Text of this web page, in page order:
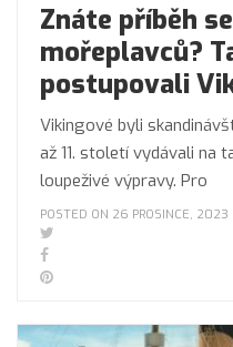
Znáte příběh
mořeplavců?
postupovali
Vikingové byli
až 11. století vydávali na
loupeživé výpravy. Pro
POSTED ON 26 PROSINCE, 2023